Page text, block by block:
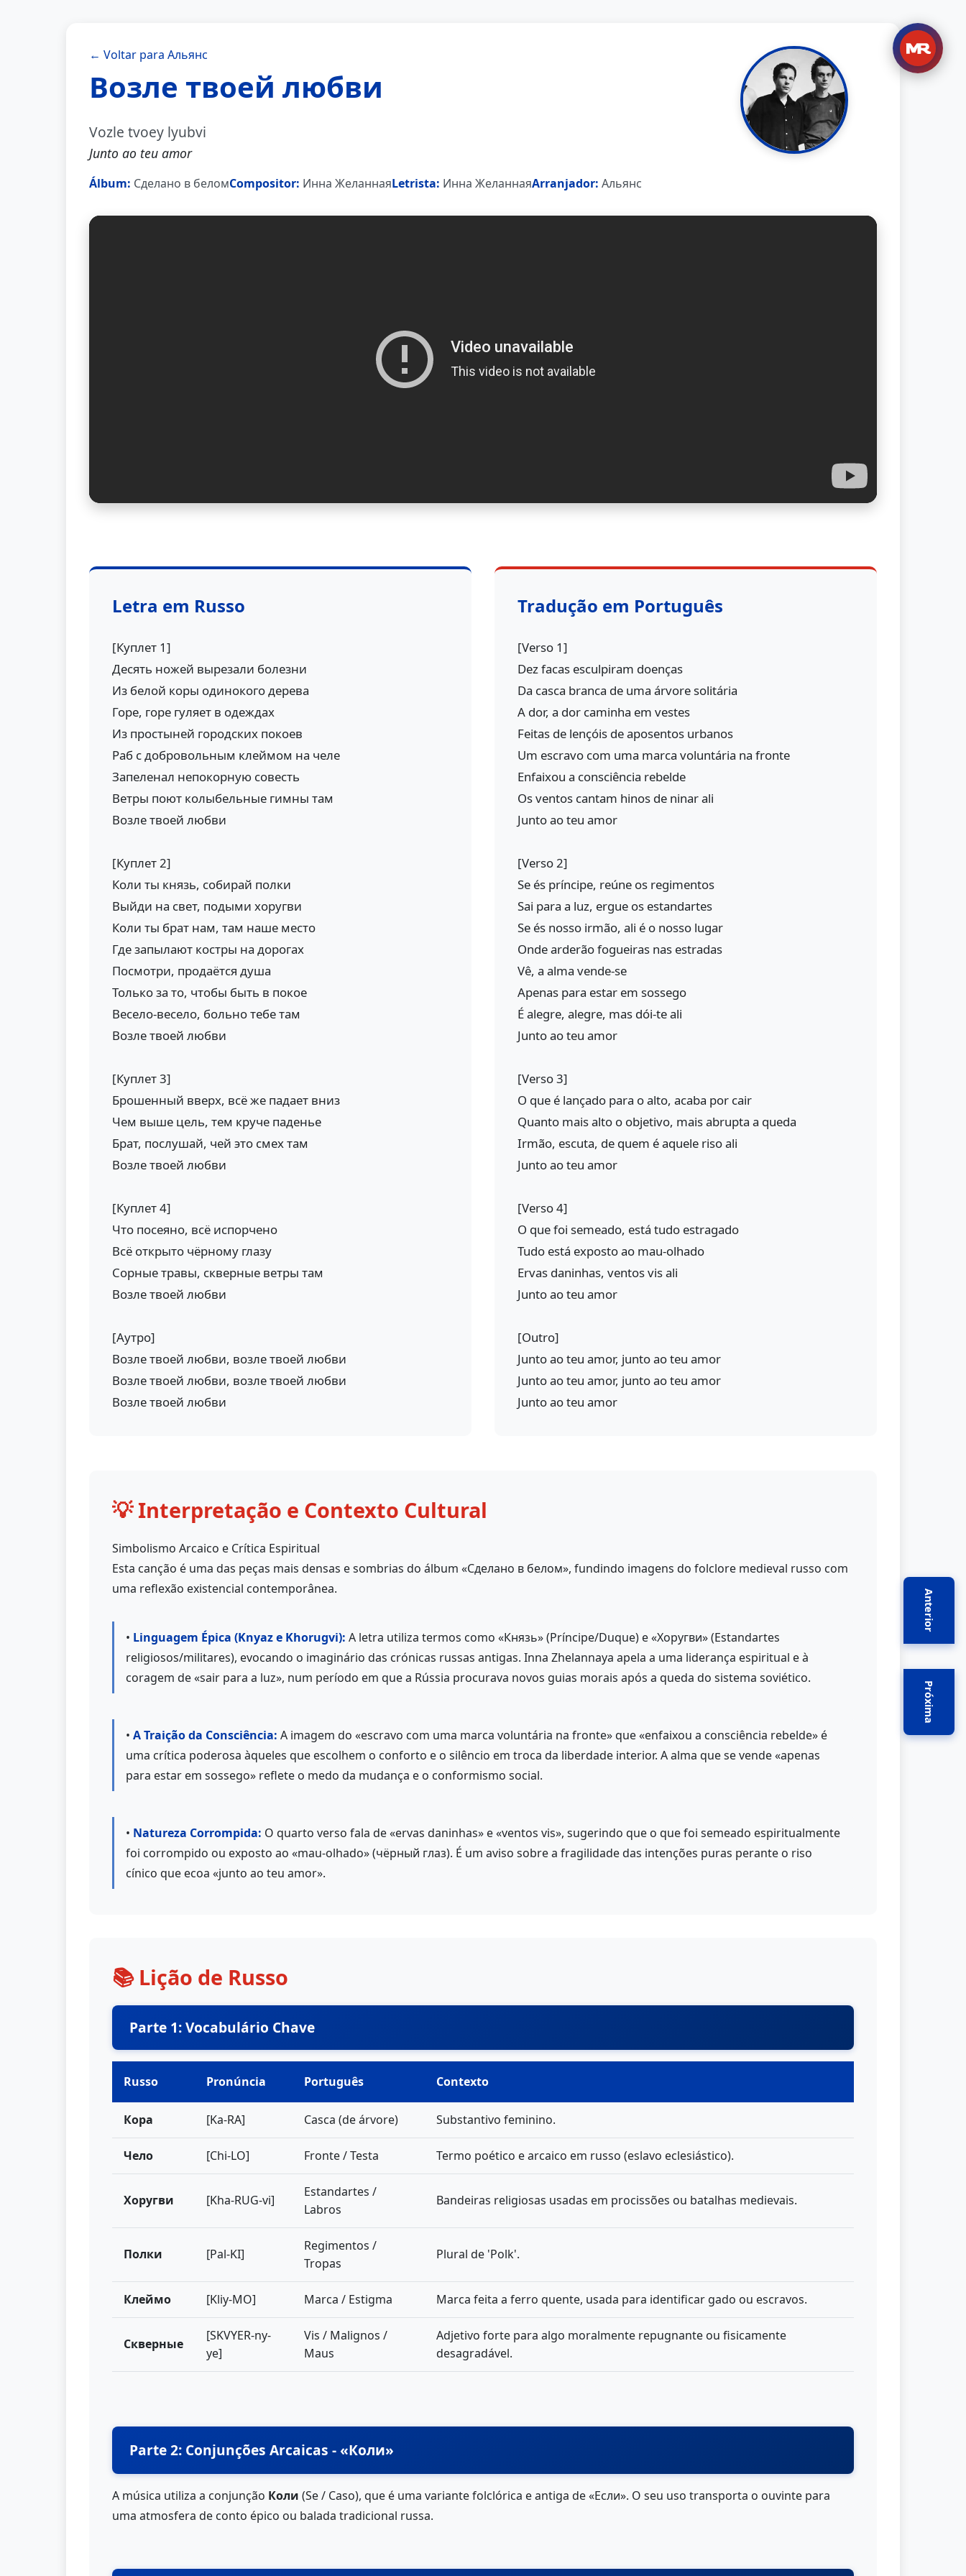
Anterior
Próxima
← Voltar para Альянс
Возле твоей любви
Vozle tvoey lyubvi
Junto ao teu amor
Álbum: Сделано в беломCompositor: Инна ЖеланнаяLetrista: Инна ЖеланнаяArranjador: Альянс
Letra em Russo
[Куплет 1]
Десять ножей вырезали болезни
Из белой коры одинокого дерева
Горе, горе гуляет в одеждах
Из простыней городских покоев
Раб с добровольным клеймом на челе
Запеленал непокорную совесть
Ветры поют колыбельные гимны там
Возле твоей любви
[Куплет 2]
Коли ты князь, собирай полки
Выйди на свет, подыми хоругви
Коли ты брат нам, там наше место
Где запылают костры на дорогах
Посмотри, продаётся душа
Только за то, чтобы быть в покое
Весело-весело, больно тебе там
Возле твоей любви
[Куплет 3]
Брошенный вверх, всё же падает вниз
Чем выше цель, тем круче паденье
Брат, послушай, чей это смех там
Возле твоей любви
[Куплет 4]
Что посеяно, всё испорчено
Всё открыто чёрному глазу
Сорные травы, скверные ветры там
Возле твоей любви
[Аутро]
Возле твоей любви, возле твоей любви
Возле твоей любви, возле твоей любви
Возле твоей любви
Tradução em Português
[Verso 1]
Dez facas esculpiram doenças
Da casca branca de uma árvore solitária
A dor, a dor caminha em vestes
Feitas de lençóis de aposentos urbanos
Um escravo com uma marca voluntária na fronte
Enfaixou a consciência rebelde
Os ventos cantam hinos de ninar ali
Junto ao teu amor
[Verso 2]
Se és príncipe, reúne os regimentos
Sai para a luz, ergue os estandartes
Se és nosso irmão, ali é o nosso lugar
Onde arderão fogueiras nas estradas
Vê, a alma vende-se
Apenas para estar em sossego
É alegre, alegre, mas dói-te ali
Junto ao teu amor
[Verso 3]
O que é lançado para o alto, acaba por cair
Quanto mais alto o objetivo, mais abrupta a queda
Irmão, escuta, de quem é aquele riso ali
Junto ao teu amor
[Verso 4]
O que foi semeado, está tudo estragado
Tudo está exposto ao mau-olhado
Ervas daninhas, ventos vis ali
Junto ao teu amor
[Outro]
Junto ao teu amor, junto ao teu amor
Junto ao teu amor, junto ao teu amor
Junto ao teu amor
💡 Interpretação e Contexto Cultural
Simbolismo Arcaico e Crítica Espiritual
Esta canção é uma das peças mais densas e sombrias do álbum «Сделано в белом», fundindo imagens do folclore medieval russo com
uma reflexão existencial contemporânea.
• Linguagem Épica (Knyaz e Khorugvi): A letra utiliza termos como «Князь» (Príncipe/Duque) e «Хоругви» (Estandartes
religiosos/militares), evocando o imaginário das crónicas russas antigas. Inna Zhelannaya apela a uma liderança espiritual e à
coragem de «sair para a luz», num período em que a Rússia procurava novos guias morais após a queda do sistema soviético.
• A Traição da Consciência: A imagem do «escravo com uma marca voluntária na fronte» que «enfaixou a consciência rebelde» é
uma crítica poderosa àqueles que escolhem o conforto e o silêncio em troca da liberdade interior. A alma que se vende «apenas
para estar em sossego» reflete o medo da mudança e o conformismo social.
• Natureza Corrompida: O quarto verso fala de «ervas daninhas» e «ventos vis», sugerindo que o que foi semeado espiritualmente
foi corrompido ou exposto ao «mau-olhado» (чёрный глаз). É um aviso sobre a fragilidade das intenções puras perante o riso
cínico que ecoa «junto ao teu amor».
📚 Lição de Russo
Parte 1: Vocabulário Chave
Russo Pronúncia Português Contexto
Кора [Ka-RA] Casca (de árvore) Substantivo feminino.
Чело [Chi-LO] Fronte / Testa Termo poético e arcaico em russo (eslavo eclesiástico).
Хоругви [Kha-RUG-vi]
Estandartes /
Labros
Bandeiras religiosas usadas em procissões ou batalhas medievais.
Полки [Pal-KI]
Regimentos /
Tropas
Plural de 'Polk'.
Клеймо [Kliy-MO] Marca / Estigma Marca feita a ferro quente, usada para identificar gado ou escravos.
Скверные
[SKVYER-ny-
ye]
Vis / Malignos /
Maus
Adjetivo forte para algo moralmente repugnante ou fisicamente
desagradável.
Parte 2: Conjunções Arcaicas - «Коли»
A música utiliza a conjunção Коли (Se / Caso), que é uma variante folclórica e antiga de «Если». O seu uso transporta o ouvinte para
uma atmosfera de conto épico ou balada tradicional russa.